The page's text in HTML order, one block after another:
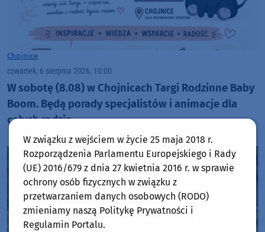
Chojnice
czwartek, 6 sierpnia 2026, 10:00
W sobotę (8.08) w Chojnicach Targi Rodzinne Baby
Boom. Będą porady specjalistów i animacje dla
całych rodzin
W związku z wejściem w życie 25 maja 2018 r.
Rozporządzenia Parlamentu Europejskiego i Rady
(UE) 2016/679 z dnia 27 kwietnia 2016 r. w sprawie
ochrony osób fizycznych w związku z
przetwarzaniem danych osobowych (RODO)
zmieniamy naszą Politykę Prywatności i
Regulamin Portalu.